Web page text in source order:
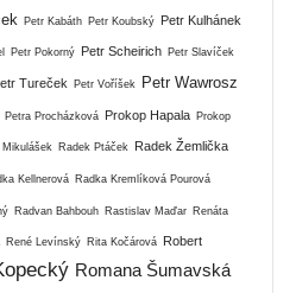
Petr Kabáth Petr Koubský Petr Kulhánek
Petr Pokorný Petr Scheirich Petr Slavíček
Tureček Petr Voříšek
Petr Wawrosz
Petra Procházková Prokop Hapala Prokop
Mikulášek Radek Ptáček Radek Žemlička
Kellnerová Radka Kremlíková Pourová
Radvan Bahbouh Rastislav Maďar Renáta
René Levínský Rita Kočárová Robert
Romana Šumavská